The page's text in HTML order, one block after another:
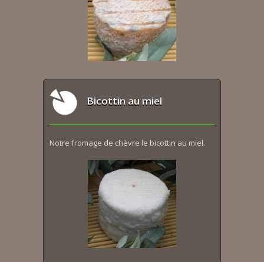
Bicottin au miel
Notre fromage de chèvre le bicottin au miel.